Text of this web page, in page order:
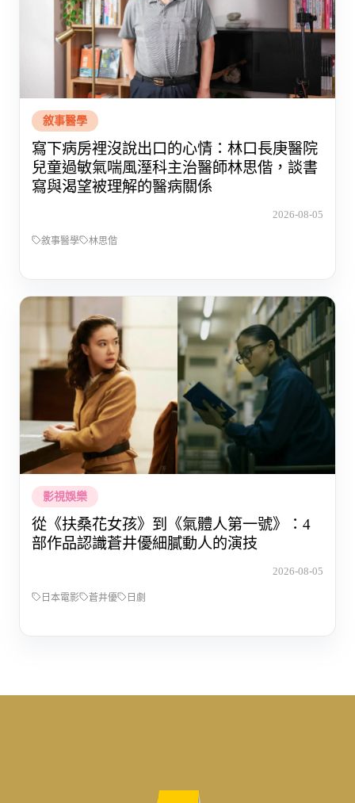
敘事醫學
寫下病房裡沒說出口的心情：林口長庚醫院
兒童過敏氣喘風溼科主治醫師林思偕，談書
寫與渴望被理解的醫病關係
2026-08-05
敘事醫學 林思偕
影視娛樂
從《扶桑花女孩》到《氣體人第一號》：4
部作品認識蒼井優細膩動人的演技
2026-08-05
日本電影 蒼井優 日劇